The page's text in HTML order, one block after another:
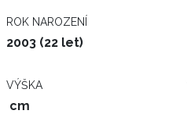
ROK NAROZENÍ
2003 (22 let)
VÝŠKA
cm